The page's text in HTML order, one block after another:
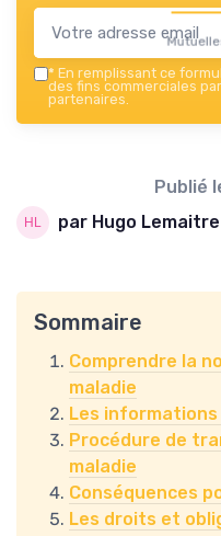
* En remplissant ce
des fins commerciales
partenaires.
Publié
par Hugo Lemaitre
Sommaire
Comprendre la
maladie
Les
Procédure de
maladie
Conséquences
Les droits et